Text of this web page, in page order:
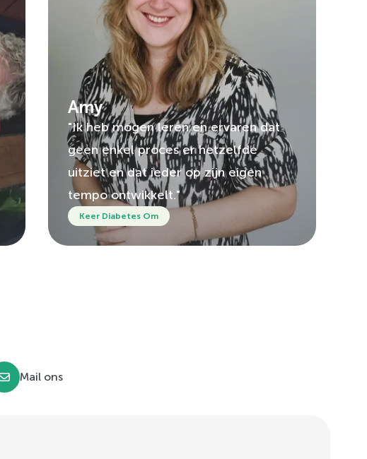
Amy
"Ik heb mogen leren en ervaren dat
geen enkel proces er hetzelfde
uitziet en dat ieder op zijn eigen
tempo ontwikkelt."
Keer Diabetes Om
Mail ons